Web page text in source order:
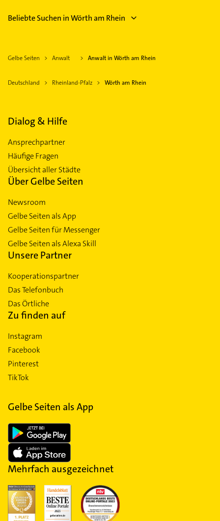
Beliebte Suchen in Wörth am Rhein
Gelbe Seiten Anwalt Anwalt in Wörth am Rhein
Deutschland Rheinland-Pfalz Wörth am Rhein
Dialog & Hilfe
Ansprechpartner
Häufige Fragen
Übersicht aller Städte
Über Gelbe Seiten
Newsroom
Gelbe Seiten als App
Gelbe Seiten für Messenger
Gelbe Seiten als Alexa Skill
Unsere Partner
Kooperationspartner
Das Telefonbuch
Das Örtliche
Zu finden auf
Instagram
Facebook
Pinterest
TikTok
Gelbe Seiten als App
Mehrfach ausgezeichnet